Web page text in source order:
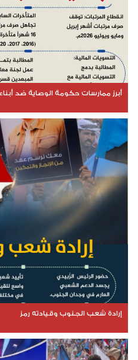
أبرز ممارسات حكومة الوصاية ضد
إرادة شعب الجنوب وقيادته رمز